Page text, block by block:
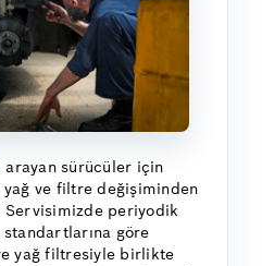
arayan sürücüler için
yağ ve filtre değişiminden
periyodik
standartlarına göre
yağ filtresiyle birlikte